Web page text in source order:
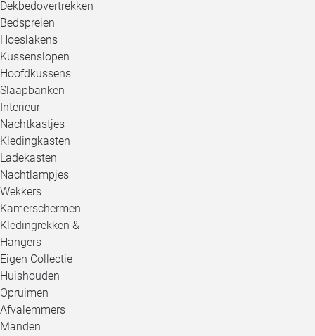
Dekbedovertrekken
Bedspreien
Hoeslakens
Kussenslopen
Hoofdkussens
Slaapbanken
Interieur
Nachtkastjes
Kledingkasten
Ladekasten
Nachtlampjes
Wekkers
Kamerschermen
Kledingrekken &
Hangers
Eigen Collectie
Huishouden
Opruimen
Afvalemmers
Manden